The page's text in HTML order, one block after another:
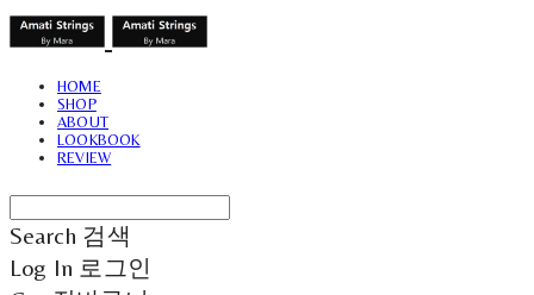
HOME
SHOP
ABOUT
LOOKBOOK
REVIEW
Search 검색
Log In 로그인